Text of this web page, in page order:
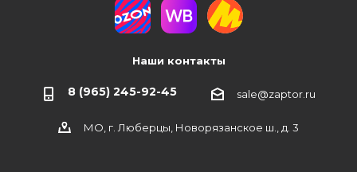
Наши контакты
8 (965) 245-92-45 sale@zaptor.ru
МО, г. Люберцы, Новорязанское ш., д. 3